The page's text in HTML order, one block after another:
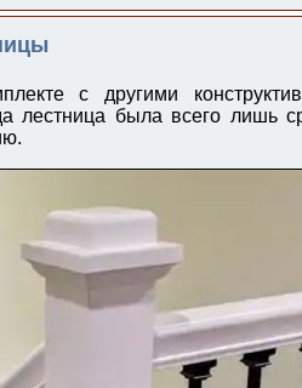
с другими
лестница была всего лишь